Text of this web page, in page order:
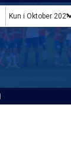
Kun i Oktober 2024